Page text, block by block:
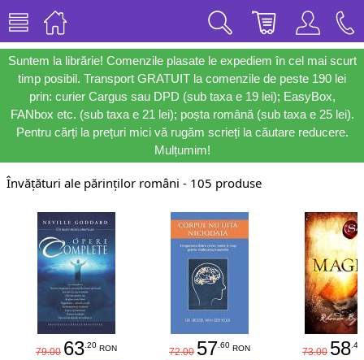
Suntem la librărie! Comenzile plasate le expediem în cel mai scurt
timp posibil. Transport GRATUIT la comenzile de peste 190 lei
prin: curier Cargus sau DPD (sub taxa e 19 lei); EasyBox,
FANbox etc. (sub taxa e 21 lei); poșta română (sub taxa e 25 lei).
Pentru cărți la prețuri mici vă rugăm scrieți la căutare reducere.
Mulțumim!
Învățături ale părinților români - 105 produse
79.00 63 .20 RON 72.00 57 .60 RON 73.00 58 .40